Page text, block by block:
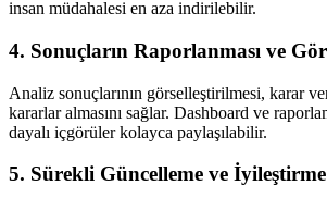
insan müdahalesi en aza indirilebilir.
4. Sonuçların Raporlanması ve
Analiz sonuçlarının görselleştirilmesi, karar
kararlar almasını sağlar. Dashboard ve
dayalı içgörüler kolayca paylaşılabilir.
5. Sürekli Güncelleme ve İyileştirme